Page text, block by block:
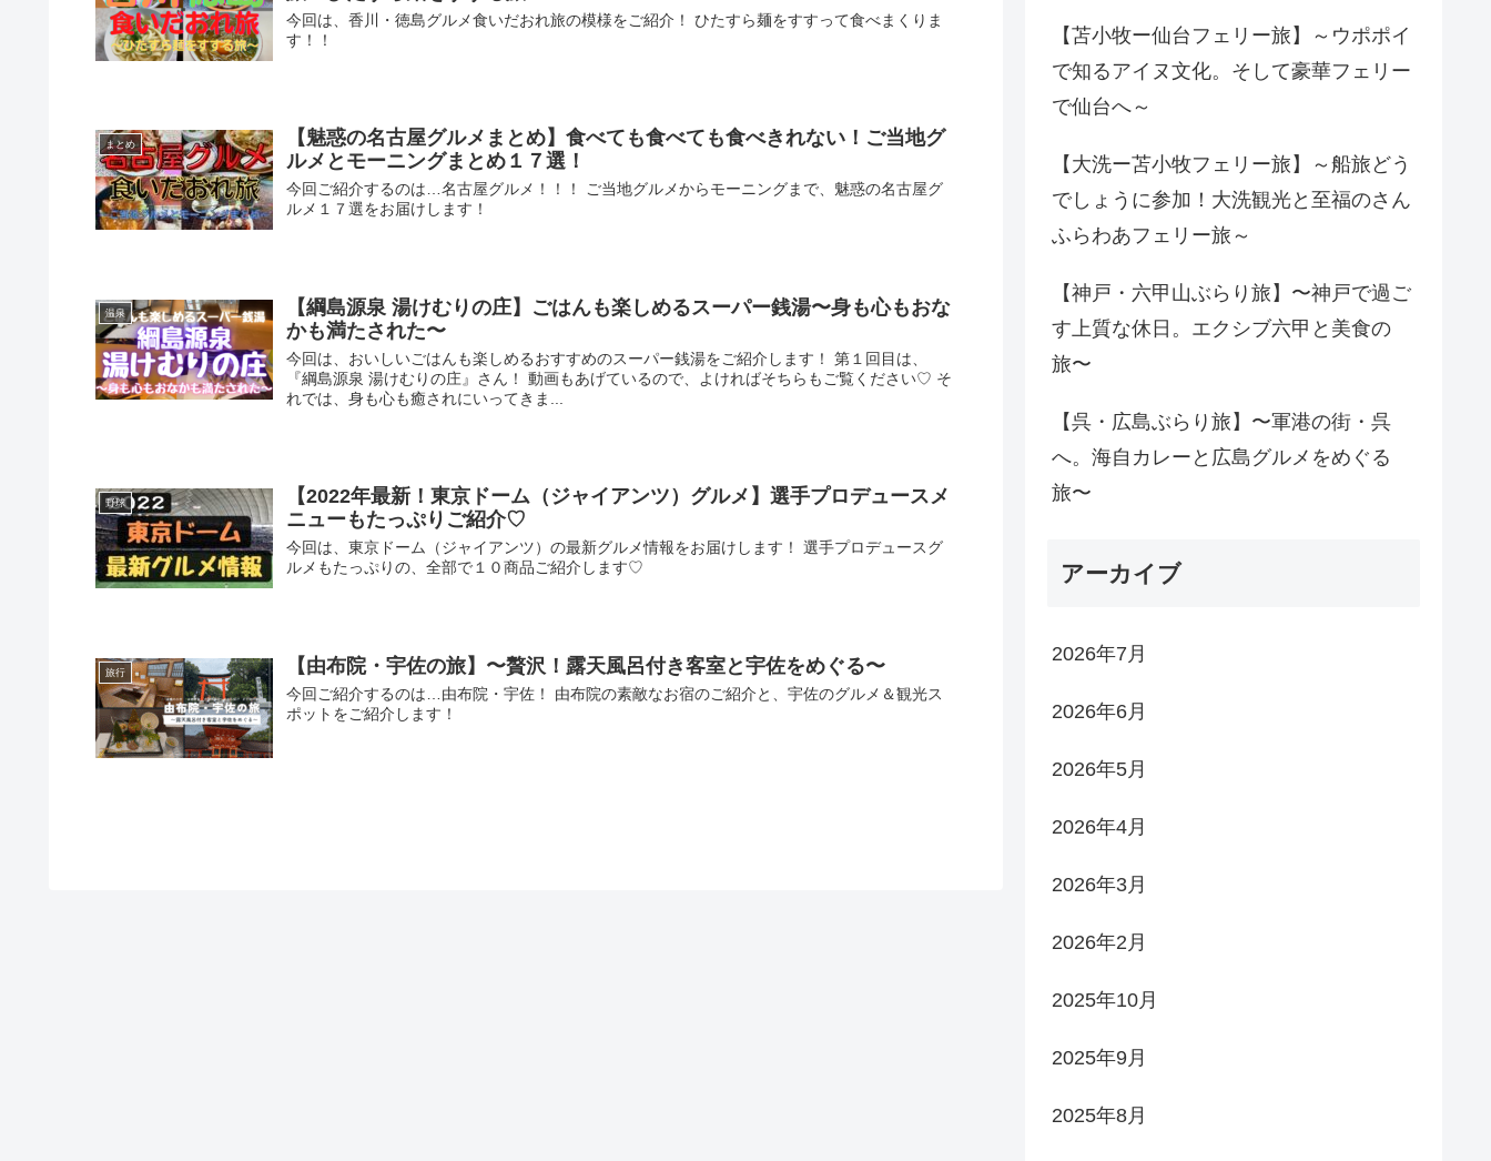
今回は、香川・徳島グルメ食いだおれ旅の模様をご紹介！ ひたすら麺をすすって食べまくりま
す！！
まとめ
【魅惑の名古屋グルメまとめ】食べても食べても食べきれない！ご当地グ
ルメとモーニングまとめ１７選！
今回ご紹介するのは…名古屋グルメ！！！ ご当地グルメからモーニングまで、魅惑の名古屋グ
ルメ１７選をお届けします！
温泉
【綱島源泉 湯けむりの庄】ごはんも楽しめるスーパー銭湯〜身も心もおな
かも満たされた〜
今回は、おいしいごはんも楽しめるおすすめのスーパー銭湯をご紹介します！ 第１回目は、
『綱島源泉 湯けむりの庄』さん！ 動画もあげているので、よければそちらもご覧ください♡ そ
れでは、身も心も癒されにいってきま...
野球
【2022年最新！東京ドーム（ジャイアンツ）グルメ】選手プロデュースメ
ニューもたっぷりご紹介♡
今回は、東京ドーム（ジャイアンツ）の最新グルメ情報をお届けします！ 選手プロデュースグ
ルメもたっぷりの、全部で１０商品ご紹介します♡
旅行 【由布院・宇佐の旅】〜贅沢！露天風呂付き客室と宇佐をめぐる〜
今回ご紹介するのは…由布院・宇佐！ 由布院の素敵なお宿のご紹介と、宇佐のグルメ＆観光ス
ポットをご紹介します！
【苫小牧ー仙台フェリー旅】～ウポポイ
で知るアイヌ文化。そして豪華フェリー
で仙台へ～
【大洗ー苫小牧フェリー旅】～船旅どう
でしょうに参加！大洗観光と至福のさん
ふらわあフェリー旅～
【神戸・六甲山ぶらり旅】〜神戸で過ご
す上質な休日。エクシブ六甲と美食の
旅〜
【呉・広島ぶらり旅】〜軍港の街・呉
へ。海自カレーと広島グルメをめぐる
旅〜
アーカイブ
2026年7月
2026年6月
2026年5月
2026年4月
2026年3月
2026年2月
2025年10月
2025年9月
2025年8月